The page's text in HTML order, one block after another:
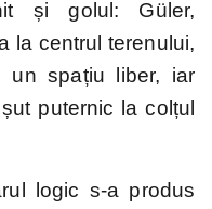
și golul: Güler,
la centrul terenului,
un spațiu liber, iar
puternic la colțul
logic s-a produs